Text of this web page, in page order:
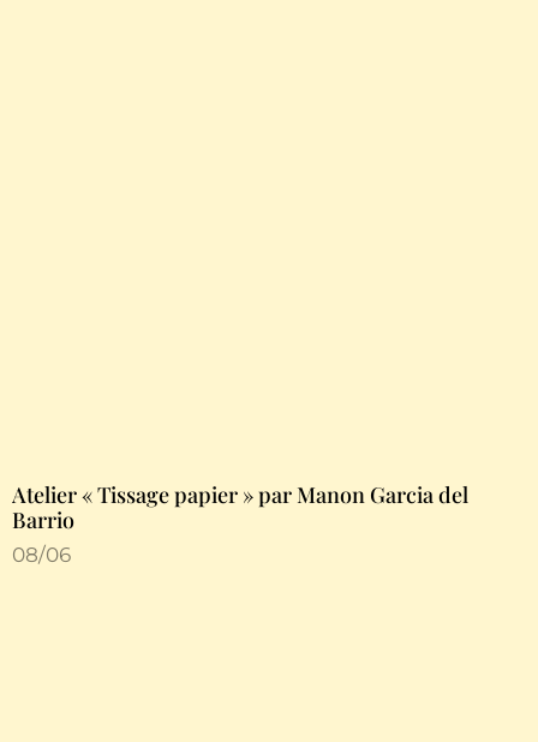
Atelier « Tissage papier » par Manon Garcia del
Barrio
08/06